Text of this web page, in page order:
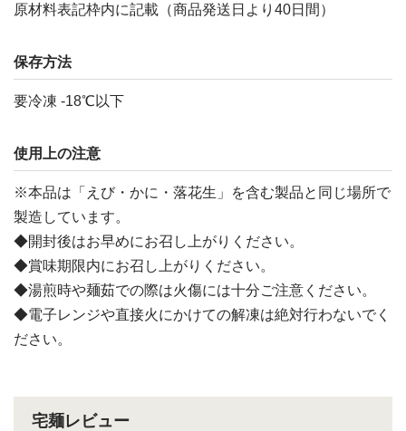
原材料表記枠内に記載（商品発送日より40日間）
保存方法
要冷凍 -18℃以下
使用上の注意
※本品は「えび・かに・落花生」を含む製品と同じ場所で
製造しています。
◆開封後はお早めにお召し上がりください。
◆賞味期限内にお召し上がりください。
◆湯煎時や麺茹での際は火傷には十分ご注意ください。
◆電子レンジや直接火にかけての解凍は絶対行わないでく
ださい。
宅麺レビュー